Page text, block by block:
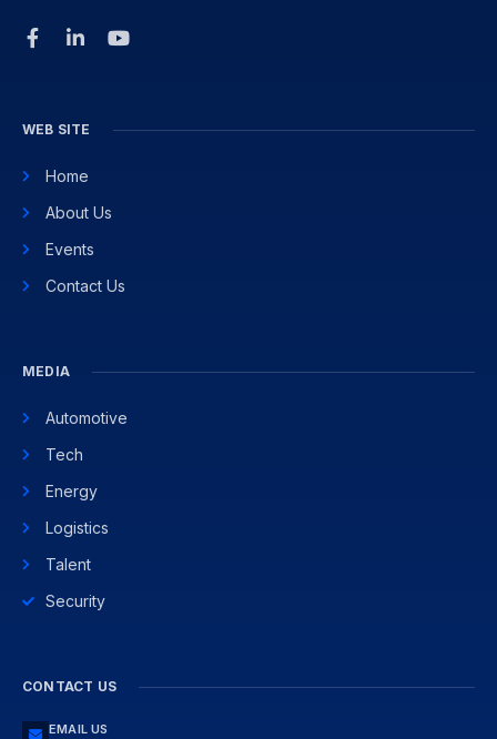
WEB SITE
Home
About Us
Events
Contact Us
MEDIA
Automotive
Tech
Energy
Logistics
Talent
Security
CONTACT US
EMAIL US